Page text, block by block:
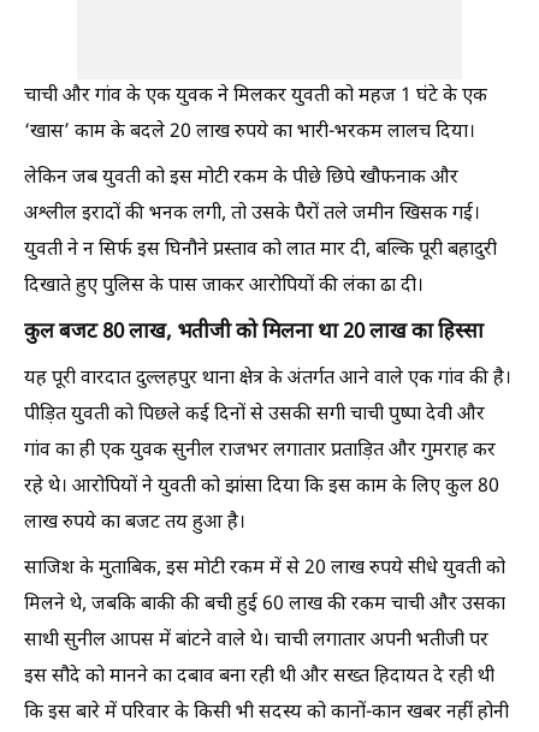
चाची और गांव के एक युवक ने मिलकर युवती को महज 1 घंटे के एक
‘खास’ काम के बदले 20 लाख रुपये का भारी-भरकम लालच दिया।
लेकिन जब युवती को इस मोटी रकम के पीछे छिपे खौफनाक और
अश्लील इरादों की भनक लगी, तो उसके पैरों तले जमीन खिसक गई।
युवती ने न सिर्फ इस घिनौने प्रस्ताव को लात मार दी, बल्कि पूरी बहादुरी
दिखाते हुए पुलिस के पास जाकर आरोपियों की लंका ढा दी।
कुल बजट 80 लाख, भतीजी को मिलना था 20 लाख का हिस्सा
यह पूरी वारदात दुल्लहपुर थाना क्षेत्र के अंतर्गत आने वाले एक गांव की है।
पीड़ित युवती को पिछले कई दिनों से उसकी सगी चाची पुष्पा देवी और
गांव का ही एक युवक सुनील राजभर लगातार प्रताड़ित और गुमराह कर
रहे थे। आरोपियों ने युवती को झांसा दिया कि इस काम के लिए कुल 80
लाख रुपये का बजट तय हुआ है।
साजिश के मुताबिक, इस मोटी रकम में से 20 लाख रुपये सीधे युवती को
मिलने थे, जबकि बाकी की बची हुई 60 लाख की रकम चाची और उसका
साथी सुनील आपस में बांटने वाले थे। चाची लगातार अपनी भतीजी पर
इस सौदे को मानने का दबाव बना रही थी और सख्त हिदायत दे रही थी
कि इस बारे में परिवार के किसी भी सदस्य को कानों-कान खबर नहीं होनी